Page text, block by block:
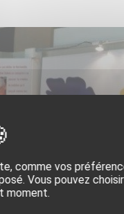
comme vos
Vous pouvez
moment.